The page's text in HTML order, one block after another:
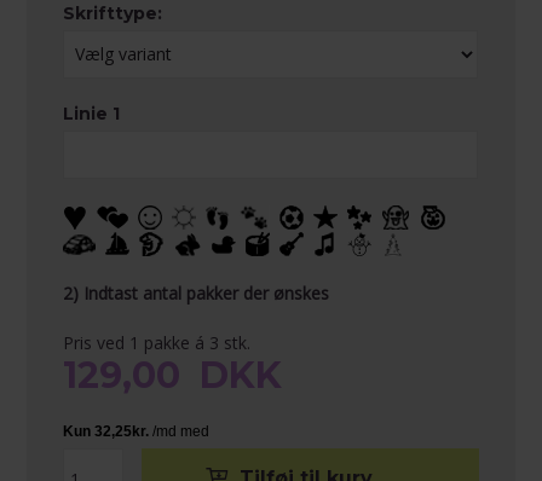
Skrifttype:
Linie 1
2) Indtast antal pakker der ønskes
Pris ved 1 pakke á 3 stk.
129,00 DKK